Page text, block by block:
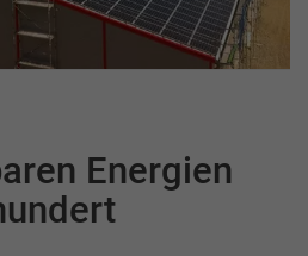
Energien